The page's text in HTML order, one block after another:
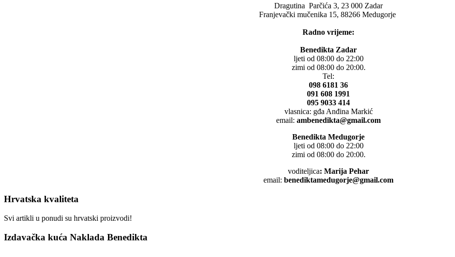
Dragutina Parčića 3, 23 000 Zadar
Franjevački mučenika 15, 88266 Medugorje
Radno vrijeme:
Benedikta Zadar
ljeti od 08:00 do 22:00
zimi od 08:00 do 20:00.
Tel:
098 6181 36
091 608 1991
095 9033 414
vlasnica: gđa Anđina Markić
email: ambenedikta@gmail.com
Benedikta Medugorje
ljeti od 08:00 do 22:00
zimi od 08:00 do 20:00.
voditeljica: Marija Pehar
email: benediktamedugorje@gmail.com
Hrvatska kvaliteta
Svi artikli u ponudi su hrvatski proizvodi!
Izdavačka kuća Naklada Benedikta